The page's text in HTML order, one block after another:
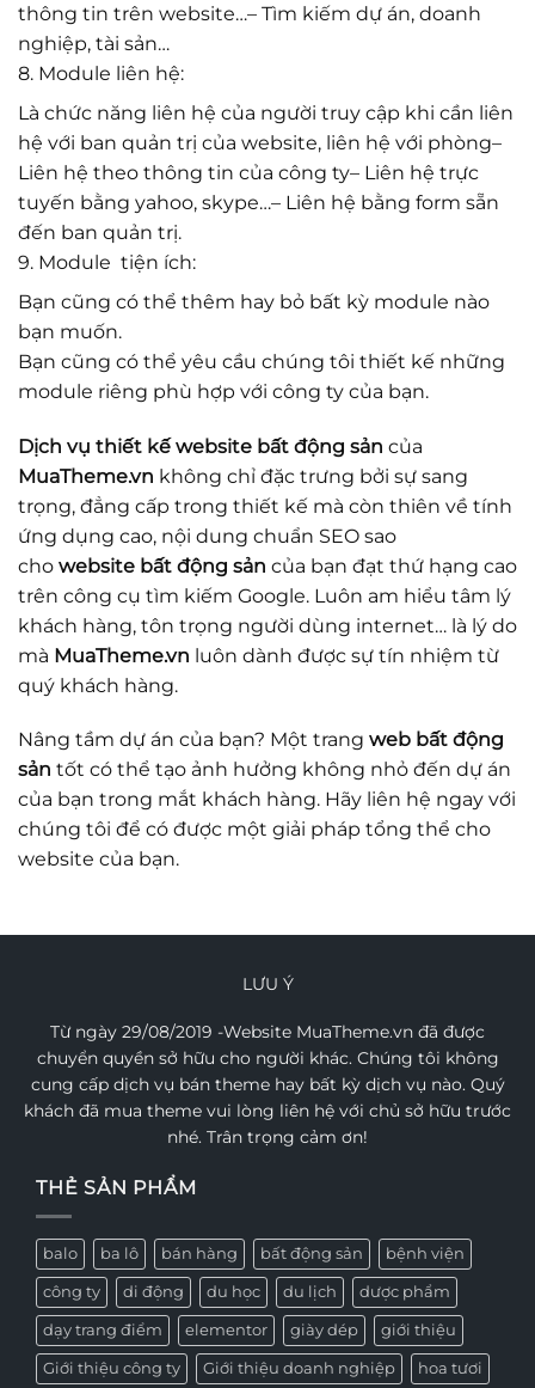
thông tin trên website…– Tìm kiếm dự án, doanh
nghiệp, tài sản…
8. Module liên hệ:
Là chức năng liên hệ của người truy cập khi cần liên
hệ với ban quản trị của website, liên hệ với phòng–
Liên hệ theo thông tin của công ty– Liên hệ trực
tuyến bằng yahoo, skype…– Liên hệ bằng form sẵn
đến ban quản trị.
9. Module tiện ích:
Bạn cũng có thể thêm hay bỏ bất kỳ module nào
bạn muốn.
Bạn cũng có thể yêu cầu chúng tôi thiết kế những
module riêng phù hợp với công ty của bạn.
Dịch vụ thiết kế website bất động sản của
MuaTheme.vn không chỉ đặc trưng bởi sự sang
trọng, đẳng cấp trong thiết kế mà còn thiên về tính
ứng dụng cao, nội dung chuẩn SEO sao
cho website bất động sản của bạn đạt thứ hạng cao
trên công cụ tìm kiếm Google. Luôn am hiểu tâm lý
khách hàng, tôn trọng người dùng internet… là lý do
mà MuaTheme.vn luôn dành được sự tín nhiệm từ
quý khách hàng.
Nâng tầm dự án của bạn? Một trang web bất động
sản tốt có thể tạo ảnh hưởng không nhỏ đến dự án
của bạn trong mắt khách hàng. Hãy liên hệ ngay với
chúng tôi để có được một giải pháp tổng thể cho
website của bạn.
LƯU Ý
Từ ngày 29/08/2019 -Website MuaTheme.vn đã được
chuyển quyền sở hữu cho người khác. Chúng tôi không
cung cấp dịch vụ bán theme hay bất kỳ dịch vụ nào. Quý
khách đã mua theme vui lòng liên hệ với chủ sở hữu trước
nhé. Trân trọng cảm ơn!
THẺ SẢN PHẨM
balo ba lô bán hàng bất động sản bệnh viện
công ty di động du học du lịch dược phẩm
dạy trang điểm elementor giày dép giới thiệu
Giới thiệu công ty Giới thiệu doanh nghiệp hoa tươi